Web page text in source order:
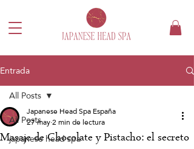
Entrada
All Posts
japanese head spa
All Posts
Masaje de Chocolate y Pistacho: el secreto
Japanese Head Spa España
27 may2 min de lectura